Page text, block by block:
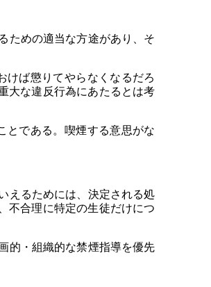
ための適当な方途があり、そ
ば懲りてやらなくなるだろ
大な違反行為にあたるとは考
である。喫煙する意思がな
えるためには、決定される処
不合理に特定の生徒だけにつ
的・組織的な禁煙指導を優先